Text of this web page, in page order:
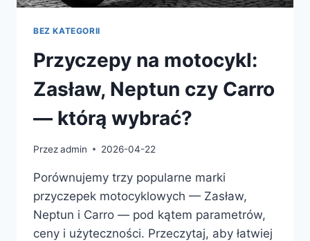
BEZ KATEGORII
Przyczepy na motocykl:
Zasław, Neptun czy Carro
— którą wybrać?
Przezadmin 2026-04-22
Porównujemy trzy popularne marki
przyczepek motocyklowych — Zasław,
Neptun i Carro — pod kątem parametrów,
ceny i użyteczności. Przeczytaj, aby łatwiej